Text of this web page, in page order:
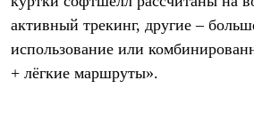
активный трекинг, другие –
использование или
+ лёгкие маршруты».